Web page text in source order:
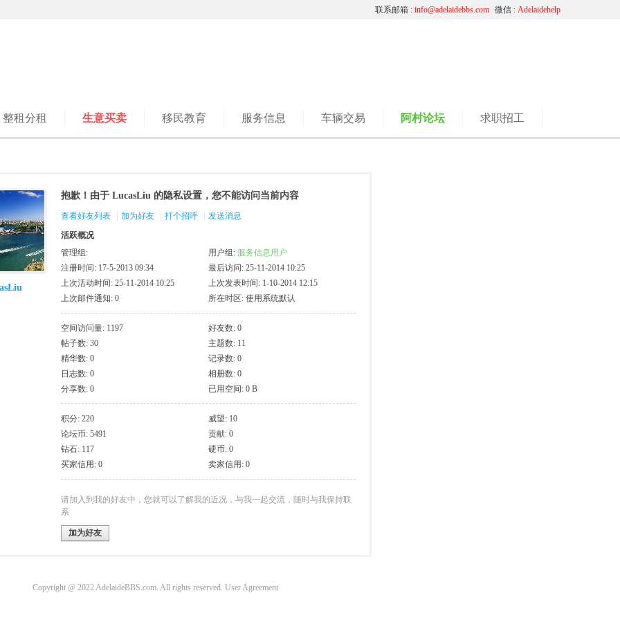
微信 : Adelaidehelp
联系邮箱 : info@adelaidebbs.com
整租分租 生意买卖 移民教育 服务信息 车辆交易 阿村论坛 求职招工
抱歉！由于 LucasLiu 的隐私设置，您不能访问当前内容
查看好友列表 加为好友 打个招呼
发送消息
活跃概况
管理组:
用户组: 服务信息用户
注册时间: 17-5-2013 09:34
最后访问: 25-11-2014 10:25
上次活动时间: 25-11-2014 10:25
上次发表时间: 1-10-2014 12:15
上次邮件通知: 0
所在时区: 使用系统默认
空间访问量: 1197
好友数: 0
帖子数: 30
主题数: 11
精华数: 0
记录数: 0
日志数: 0
相册数: 0
分享数: 0
已用空间: 0 B
积分: 220
威望: 10
论坛币: 5491
贡献: 0
钻石: 117
硬币: 0
买家信用: 0
卖家信用: 0
请加入到我的好友中，您就可以了解我的近况，与我一起交流，随时与我保持联
系
加为好友
Copyright @ 2022 AdelaideBBS.com. All rights reserved. User Agreement